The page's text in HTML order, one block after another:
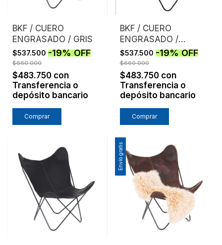
BKF / CUERO
ENGRASADO / GRIS
$537.500 -19%OFF
$660.000
$483.750 con
Transferencia o
depósito bancario
Comprar
BKF / CUERO
ENGRASADO /
HABANO
$537.500 -19%OFF
$660.000
$483.750 con
Transferencia o
depósito bancario
Comprar
Envío gratis